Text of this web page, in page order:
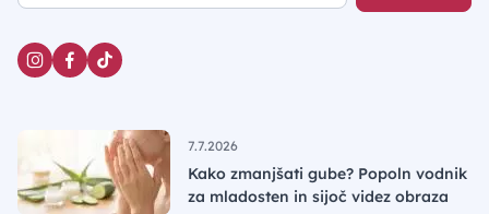
7.7.2026
Kako zmanjšati gube? Popoln vodnik
za mladosten in sijoč videz obraza